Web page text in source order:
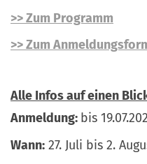
>> Zum Programm
>> Zum
Alle Infos auf einen
Anmeldung: bis
Wann: 27. Juli bis 2.